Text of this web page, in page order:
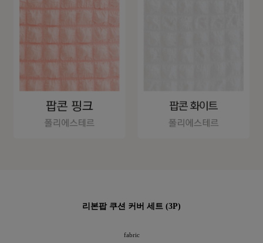
리본팝 쿠션 커버 세트 (3P)
fabric